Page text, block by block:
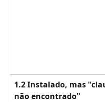
1.2 Instalado, mas
não encontrado"